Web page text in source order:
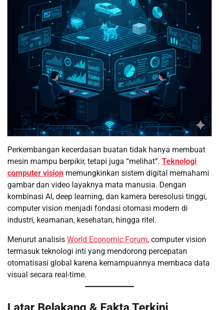
Perkembangan kecerdasan buatan tidak hanya membuat
mesin mampu berpikir, tetapi juga “melihat”. Teknologi
computer vision memungkinkan sistem digital memahami
gambar dan video layaknya mata manusia. Dengan
kombinasi AI, deep learning, dan kamera beresolusi tinggi,
computer vision menjadi fondasi otomasi modern di
industri, keamanan, kesehatan, hingga ritel.
Menurut analisis World Economic Forum, computer vision
termasuk teknologi inti yang mendorong percepatan
otomatisasi global karena kemampuannya membaca data
visual secara real-time.